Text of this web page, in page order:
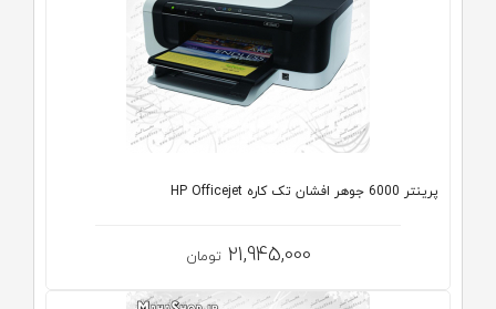
پرینتر 6000 جوهر افشان تک کاره HP Officejet
21,945,000 تومان